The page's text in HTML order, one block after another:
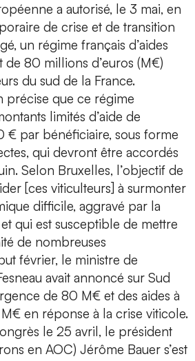
a autorisé, le 3 mai, en
de crise et de transition
un régime français d’aides
de 80 millions d’euros (M€)
du sud de la France.
précise que ce régime
limités d’aide de
par bénéficiaire, sous forme
qui devront être accordés
Selon Bruxelles, l’objectif de
[ces viticulteurs] à surmonter
difficile, aggravé par la
qui est susceptible de mettre
de nombreuses
février, le ministre de
avait annoncé sur Sud
de 80 M€ et des aides à
en réponse à la crise viticole.
le 25 avril, le président
en AOC) Jérôme Bauer s’est